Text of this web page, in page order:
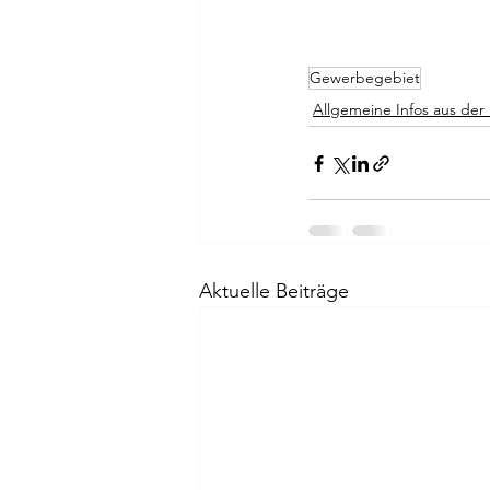
Gewerbegebiet
Allgemeine Infos aus der
Aktuelle Beiträge